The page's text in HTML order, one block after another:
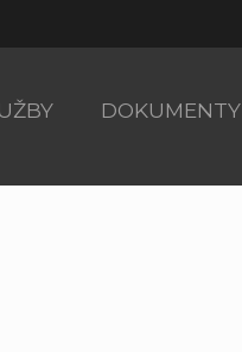
DOKUMENTY